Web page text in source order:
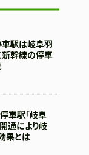
駅は岐阜羽
新幹線の停車
車駅「岐阜
通により岐
果とは